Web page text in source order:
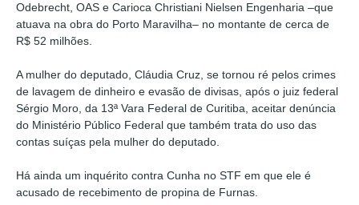
Odebrecht, OAS e Carioca Christiani Nielsen Engenharia –que
atuava na obra do Porto Maravilha– no montante de cerca de
R$ 52 milhões.
A mulher do deputado, Cláudia Cruz, se tornou ré pelos crimes
de lavagem de dinheiro e evasão de divisas, após o juiz federal
Sérgio Moro, da 13ª Vara Federal de Curitiba, aceitar denúncia
do Ministério Público Federal que também trata do uso das
contas suíças pela mulher do deputado.
Há ainda um inquérito contra Cunha no STF em que ele é
acusado de recebimento de propina de Furnas.